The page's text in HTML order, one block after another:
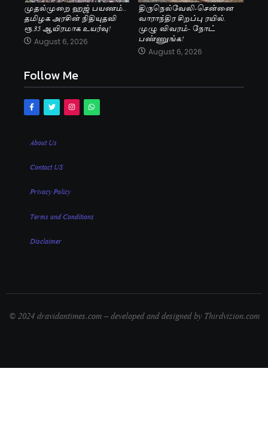
முதல்முறை ஹஜ் பயணம்..
தமிழக அரசின் நிதியுதவி
ரூ.35 ஆயிரமாக உயர்வு!
August 6, 2026
திருநெல்வேலி-சென்னை
வாராந்திர சிறப்பு ரயில்.
முழு விவரம்- நோட்
பண்ணுங்க!
August 6, 2026
Follow Me
About Us
Contact US
Privacy Policy
Terms and Conditions
Disclaimer
© 2024 dravidantimes.com – developed and designed by Thirdvizion.com